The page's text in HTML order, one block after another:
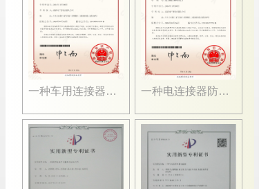
一种车用连接器插座外套 一种电连接器防水结构